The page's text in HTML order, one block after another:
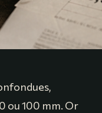
ou 100 mm. Or